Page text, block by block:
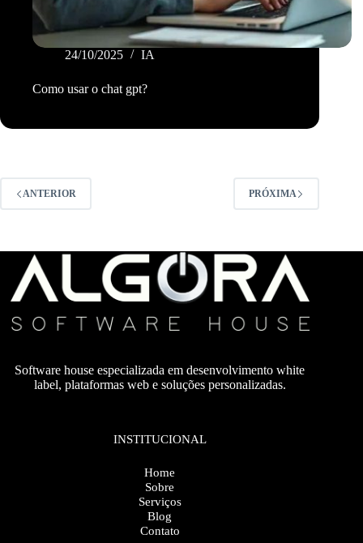
24/10/2025 IA
Como usar o chat gpt?
ANTERIOR PRÓXIMA
Software house especializada em desenvolvimento white
label, plataformas web e soluções personalizadas.
INSTITUCIONAL
Home
Sobre
Serviços
Blog
Contato